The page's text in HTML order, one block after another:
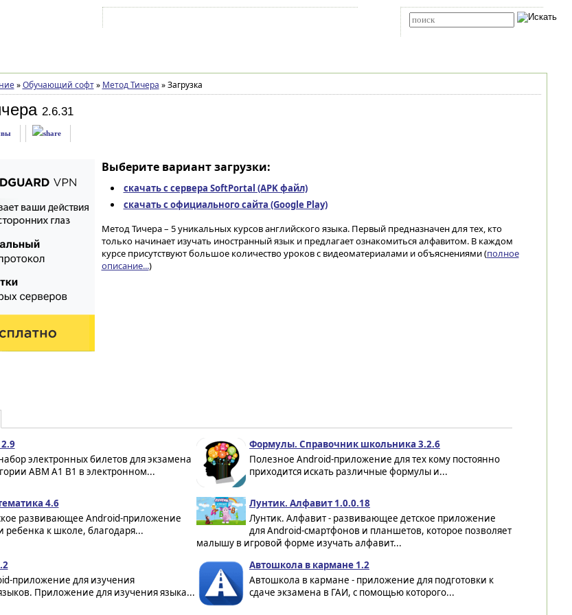
» Обучающий софт » Метод Тичера »Загрузка
2.6.31
Выберите вариант загрузки:
скачать с сервера SoftPortal (APK файл)
скачать с официального сайта (Google Play)
Метод Тичера – 5 уникальных курсов английского языка. Первый предназначен для тех, кто
только начинает изучать иностранный язык и предлагает ознакомиться алфавитом. В каждом
курсе присутствуют большое количество уроков с видеоматериалами и объяснениями (полное
описание...)
электронных билетов для экзамена
ABM A1 B1 в электронном...
Формулы. Справочник школьника 3.2.6
Полезное Android-приложение для тех кому постоянно
приходится искать различные формулы и...
4.6
развивающее Android-приложение
ребенка к школе, благодаря...
Лунтик. Алфавит 1.0.0.18
Лунтик. Алфавит - развивающее детское приложение
для Android-смартфонов и планшетов, которое позволяет
малышу в игровой форме изучать алфавит...
приложение для изучения
Приложение для изучения языка...
Автошкола в кармане 1.2
Автошкола в кармане - приложение для подготовки к
сдаче экзамена в ГАИ, с помощью которого...